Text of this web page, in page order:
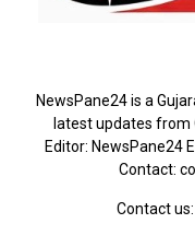
NewsPane24 is a
latest updates from
Editor: NewsPane24
Contact:
Contact us: